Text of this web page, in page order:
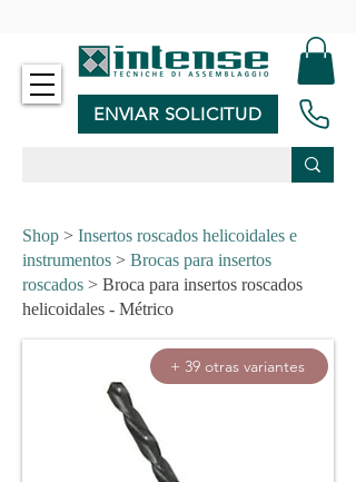
ENVIAR SOLICITUD
Shop > Insertos roscados helicoidales e
instrumentos > Brocas para insertos
roscados > Broca para insertos roscados
helicoidales - Métrico
+ 39 otras variantes